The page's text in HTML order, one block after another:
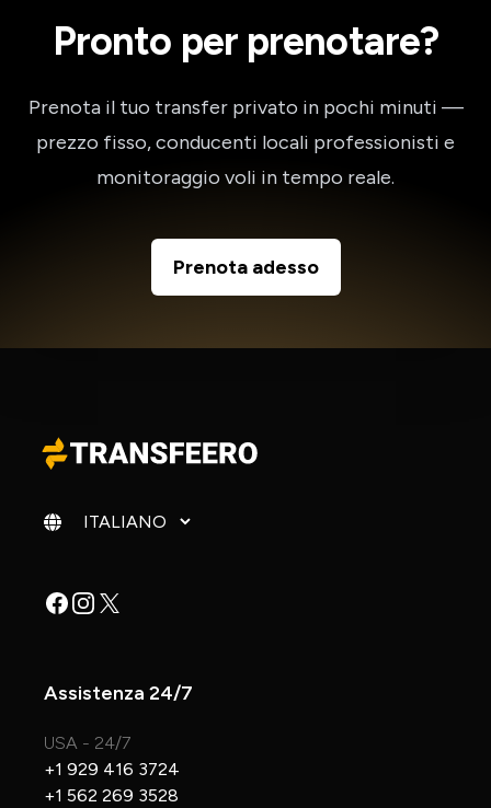
Pronto per prenotare?
Prenota il tuo transfer privato in pochi minuti —
prezzo fisso, conducenti locali professionisti e
monitoraggio voli in tempo reale.
Prenota adesso
Cambia lingua
Facebook
Instagram
X
Assistenza 24/7
USA - 24/7
+1 929 416 3724
+1 562 269 3528